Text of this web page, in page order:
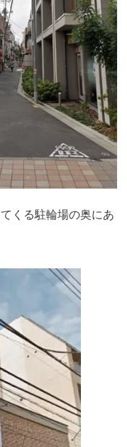
くる駐輪場の奥にあ